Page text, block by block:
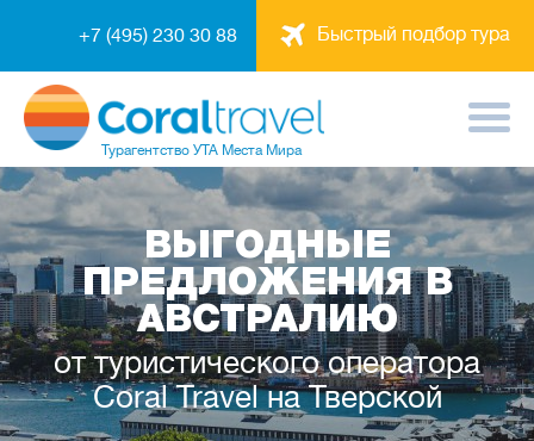
Быстрый подбор тура
+7 (495) 230 30 88
Турагентство УТА Места Мира
ВЫГОДНЫЕ
ПРЕДЛОЖЕНИЯ В
АВСТРАЛИЮ
от туристического оператора
Coral Travel на Тверской